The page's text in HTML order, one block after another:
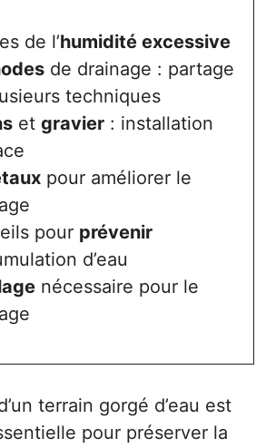
de l’humidité excessive
de drainage : partage
techniques
et gravier : installation
pour améliorer le
pour prévenir
d’eau
nécessaire pour le
terrain gorgé d’eau est
pour préserver la